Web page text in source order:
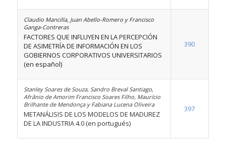
Claudio Mancilla, Juan Abello-Romero y Francisco
Ganga-Contreras
FACTORES QUE INFLUYEN EN LA PERCEPCIÓN
DE ASIMETRÍA DE INFORMACIÓN EN LOS
GOBIERNOS CORPORATIVOS UNIVERSITARIOS
(en español)
390
Stanley Soares de Souza, Sandro Breval Santiago,
Afrânio de Amorim Francisco Soares Filho, Maurício
Brilhante de Mendonça y Fabiana Lucena Oliveira
METANÁLISIS DE LOS MODELOS DE MADUREZ
DE LA INDUSTRIA 4.0 (en portugués)
397